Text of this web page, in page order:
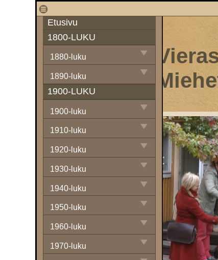
1
Etusivu
1800-LUKU
1880-luku
1890-luku
1900-LUKU
1900-luku
1910-luku
1920-luku
1930-luku
1940-luku
1950-luku
1960-luku
1970-luku